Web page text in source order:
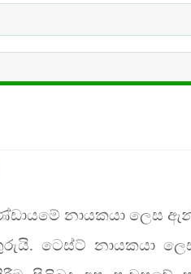
නායකයා ලෙස
ටෙස්ට් නායකයා